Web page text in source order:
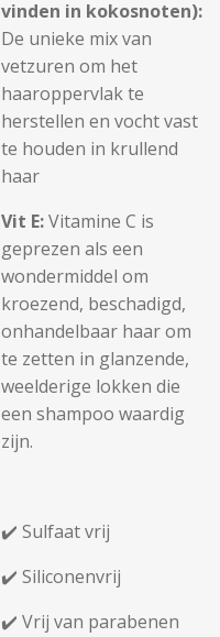
vinden in kokosnoten):
De unieke mix van
vetzuren om het
haaroppervlak te
herstellen en vocht vast
te houden in krullend
haar
Vit E:Vitamine C is
geprezen als een
wondermiddel om
kroezend, beschadigd,
onhandelbaar haar om
te zetten in glanzende,
weelderige lokken die
een shampoo waardig
zijn.
✔️ Sulfaat vrij
✔️ Siliconenvrij
✔️ Vrij van parabenen